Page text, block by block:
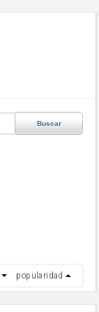
Buscar
popularidad